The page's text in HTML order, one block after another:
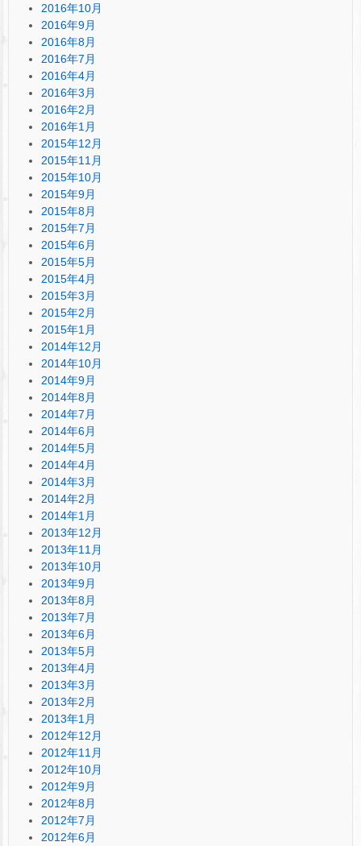
2016年10月
2016年9月
2016年8月
2016年7月
2016年4月
2016年3月
2016年2月
2016年1月
2015年12月
2015年11月
2015年10月
2015年9月
2015年8月
2015年7月
2015年6月
2015年5月
2015年4月
2015年3月
2015年2月
2015年1月
2014年12月
2014年10月
2014年9月
2014年8月
2014年7月
2014年6月
2014年5月
2014年4月
2014年3月
2014年2月
2014年1月
2013年12月
2013年11月
2013年10月
2013年9月
2013年8月
2013年7月
2013年6月
2013年5月
2013年4月
2013年3月
2013年2月
2013年1月
2012年12月
2012年11月
2012年10月
2012年9月
2012年8月
2012年7月
2012年6月